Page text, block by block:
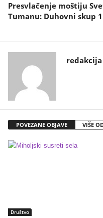
Presvlačenje moštiju
Tumanu: Duhovni skup
redakcija
POVEZANE OBJAVE VIŠE
Društvo